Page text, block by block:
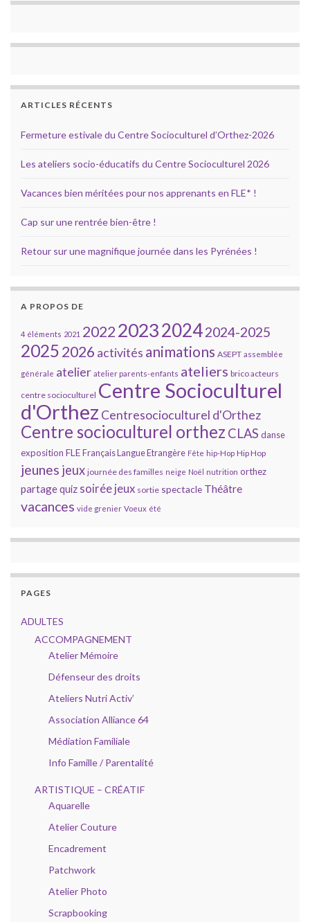
ARTICLES RÉCENTS
Fermeture estivale du Centre Socioculturel d’Orthez-2026
Les ateliers socio-éducatifs du Centre Socioculturel 2026
Vacances bien méritées pour nos apprenants en FLE* !
Cap sur une rentrée bien-être !
Retour sur une magnifique journée dans les Pyrénées !
A PROPOS DE
4 éléments 2021 2022202320242024-2025
20252026 activités animations ASEPT assemblée
générale atelier atelier parents-enfants ateliers brico acteurs
centre socioculturel Centre Socioculturel
d'Orthez Centresocioculturel d'Orthez
Centre socioculturel orthez CLAS danse
exposition FLE Français Langue Etrangère Fête hip-Hop Hip Hop
jeunes jeux journée des familles neige Noël nutrition orthez
partagequiz soirée jeux sortie spectacle Théâtre
vacances vide grenier Voeux été
PAGES
ADULTES
ACCOMPAGNEMENT
Atelier Mémoire
Défenseur des droits
Ateliers Nutri Activ’
Association Alliance 64
Médiation Familiale
Info Famille / Parentalité
ARTISTIQUE – CRÉATIF
Aquarelle
Atelier Couture
Encadrement
Patchwork
Atelier Photo
Scrapbooking